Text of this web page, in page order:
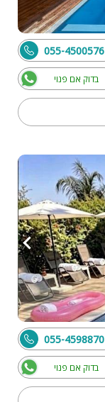
בדוק אם פנוי
055-4500576
בדוק אם פנוי
055-4598870